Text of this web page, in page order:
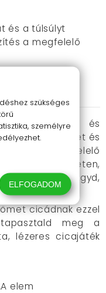
és a túlsúlyt
a megfelelő
egyszerű és
be a készüléket és
megfelelő
stabil felületen,
és hagyd,
cicádnak ezzel
meg a
lézeres cicajáték
elem
szükséges
személyre
ELFOGADOM